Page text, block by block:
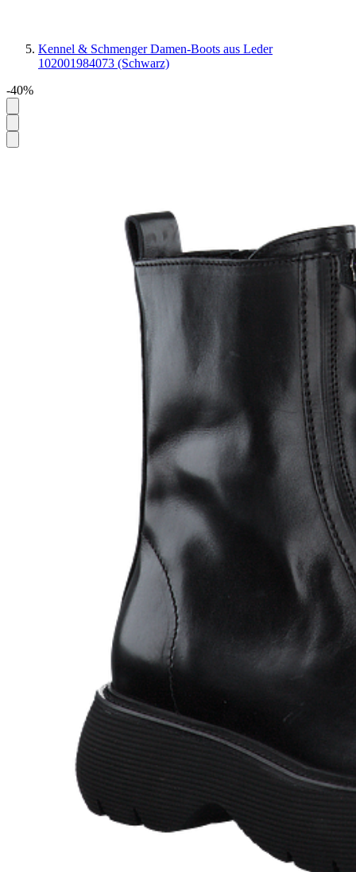
Kennel & Schmenger Damen-Boots aus Leder
102001984073 (Schwarz)
-40%